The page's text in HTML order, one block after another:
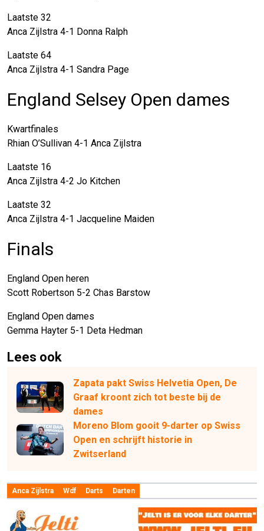
Laatste 32
Anca Zijlstra 4-1 Donna Ralph
Laatste 64
Anca Zijlstra 4-1 Sandra Page
England Selsey Open dames
Kwartfinales
Rhian O’Sullivan 4-1 Anca Zijlstra
Laatste 16
Anca Zijlstra 4-2 Jo Kitchen
Laatste 32
Anca Zijlstra 4-1 Jacqueline Maiden
Finals
England Open heren
Scott Robertson 5-2 Chas Barstow
England Open dames
Gemma Hayter 5-1 Deta Hedman
Lees ook
Zapata pakt Swiss Helvetia Open, De
Graaf kroont zich tot beste bij de
dames
Moreno Blom gooit 9-darter op Swiss
Open en schrijft historie in
Zwitserland
Anca Zijlstra Wdf Darts Darten